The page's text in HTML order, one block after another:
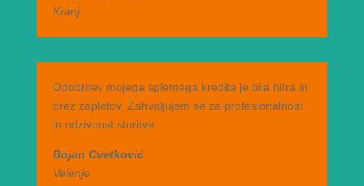
Kranj
Odobritev mojega spletnega kredita je bila hitra in
brez zapletov. Zahvaljujem se za profesionalnost
in odzivnost storitve.
Bojan Cvetković
Velenje